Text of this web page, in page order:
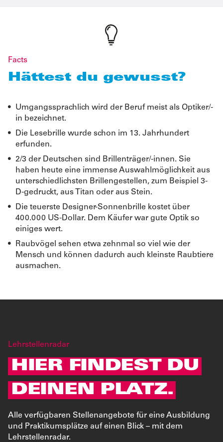
Facts
Hättest du gewusst?
Umgangssprachlich wird der Beruf meist als Optiker/-
in bezeichnet.
Die Lesebrille wurde schon im 13. Jahrhundert
erfunden.
2/3 der Deutschen sind Brillenträger/-innen. Sie
haben heute eine immense Auswahlmöglichkeit aus
unterschiedlichsten Brillengestellen, zum Beispiel 3-
D-gedruckt, aus Titan oder aus Stein.
Die teuerste Designer-Sonnenbrille kostet über
400.000 US-Dollar. Dem Käufer war gute Optik so
einiges wert.
Raubvögel sehen etwa zehnmal so viel wie der
Mensch und können dadurch auch kleinste Raubtiere
ausmachen.
Lehrstellenradar
HIER FINDEST DU
DEINEN PLATZ.
Alle verfügbaren Stellenangebote für eine Ausbildung
und Praktikumsplätze auf einen Blick – mit dem
Lehrstellenradar.